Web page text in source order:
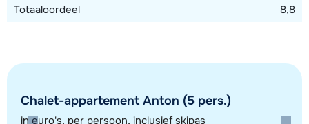
Totaaloordeel
8,8
Chalet-appartement Anton (5 pers.)
in euro's, per persoon, inclusief skipas